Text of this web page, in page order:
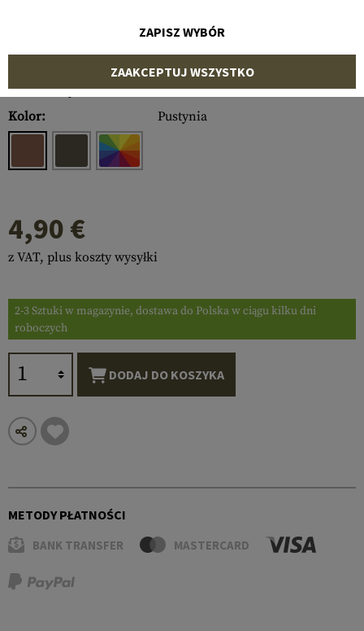
Numer artykułu:
10499531000
Kolor:
Pustynia
4,90 €
z VAT, plus koszty wysyłki
2-3 Sztuki w magazynie, dostawa do Polska w ciągu kilku dni
roboczych
DODAJ DO KOSZYKA
METODY PŁATNOŚCI
BANK TRANSFER MASTERCARD
ZAPISZ WYBÓR
ZAAKCEPTUJ WSZYSTKO